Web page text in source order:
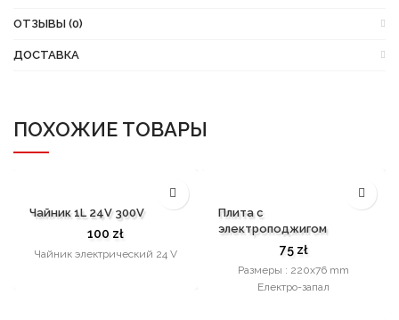
ОТЗЫВЫ (0)
ДОСТАВКА
ПОХОЖИЕ ТОВАРЫ
Чайник 1L 24V 300V
100 zł
Чайник электрический 24 V
Плита с
электроподжигом
75 zł
Размеры : 220х76 mm
Eлектро-запал